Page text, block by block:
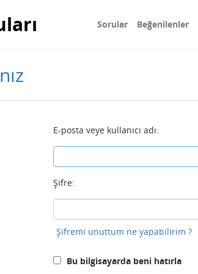
Sorular Beğenilenler
E-posta veye kullanıcı adı:
Şifre:
Şifremi unuttum ne yapabilirim ?
Bu bilgisayarda beni hatırla